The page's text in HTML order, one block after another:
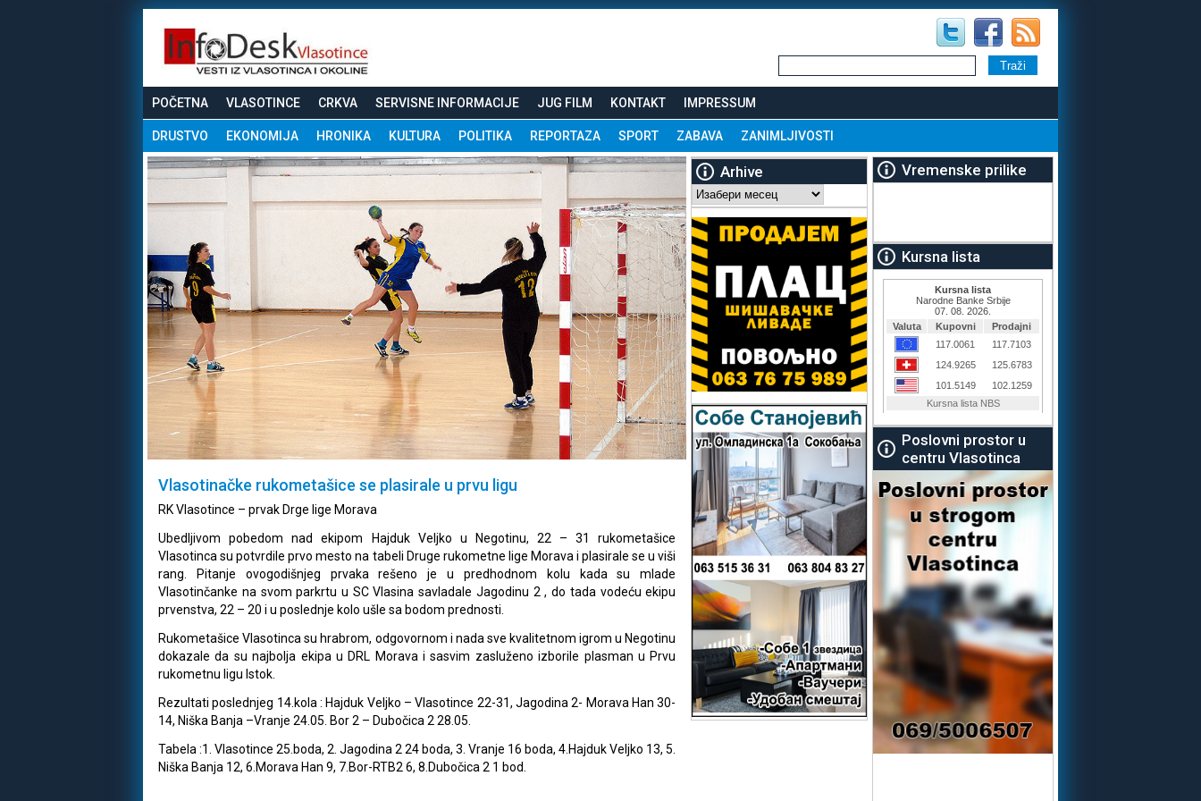
POČETNA VLASOTINCE CRKVA SERVISNE INFORMACIJE JUG FILM KONTAKT IMPRESSUM
DRUSTVO EKONOMIJA HRONIKA KULTURA POLITIKA REPORTAZA SPORT ZABAVA ZANIMLJIVOSTI
Vlasotinačke rukometašice se plasirale u prvu ligu
RK Vlasotince – prvak Drge lige Morava
Ubedljivom pobedom nad ekipom Hajduk Veljko u Negotinu, 22 – 31 rukometašice
Vlasotinca su potvrdile prvo mesto na tabeli Druge rukometne lige Morava i plasirale se u viši
rang. Pitanje ovogodišnjeg prvaka rešeno je u predhodnom kolu kada su mlade
Vlasotinčanke na svom parkrtu u SC Vlasina savladale Jagodinu 2 , do tada vodeću ekipu
prvenstva, 22 – 20 i u poslednje kolo ušle sa bodom prednosti.
Rukometašice Vlasotinca su hrabrom, odgovornom i nada sve kvalitetnom igrom u Negotinu
dokazale da su najbolja ekipa u DRL Morava i sasvim zasluženo izborile plasman u Prvu
rukometnu ligu Istok.
Rezultati poslednjeg 14.kola : Hajduk Veljko – Vlasotince 22-31, Jagodina 2- Morava Han 30-
14, Niška Banja –Vranje 24.05. Bor 2 – Dubočica 2 28.05.
Tabela :1. Vlasotince 25.boda, 2. Jagodina 2 24 boda, 3. Vranje 16 boda, 4.Hajduk Veljko 13, 5.
Niška Banja 12, 6.Morava Han 9, 7.Bor-RTB2 6, 8.Dubočica 2 1 bod.
Arhive
Arhive
Vremenske prilike
Kursna lista
Poslovni prostor u
centru Vlasotinca